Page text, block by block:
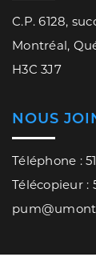
C.P. 6128,
Montréal,
H3C 3J7
NOUS
Téléphone :
Télécopieur :